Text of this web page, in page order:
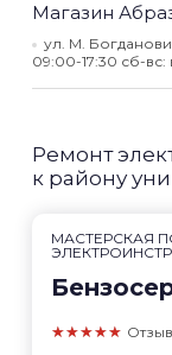
Магазин
ул. М.
09:00-17:30 сб-
Ремонт
к району
МАСТЕРСКАЯ
★★★★★